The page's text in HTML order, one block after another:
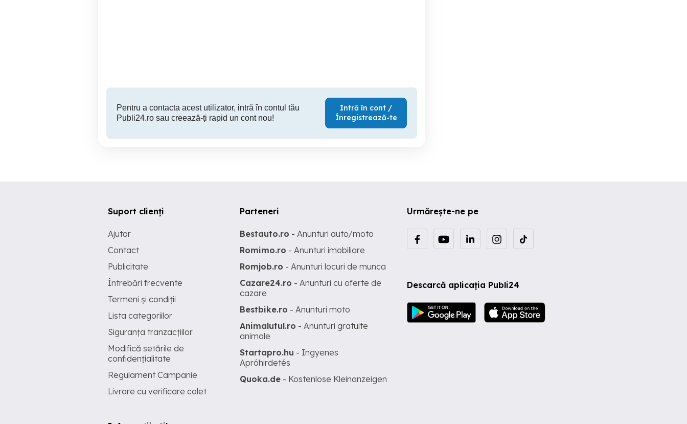
Pentru a contacta acest utilizator, intră în contul tău
Publi24.ro sau creează-ți rapid un cont nou!
Intră în cont /
Înregistrează-te
Urmărește-ne pe
Descarcă aplicația Publi24
Suport clienți
Ajutor
Contact
Publicitate
Întrebări frecvente
Termeni și condiții
Lista categoriilor
Siguranța tranzacțiilor
Modifică setările de
confidențialitate
Regulament Campanie
Livrare cu verificare colet
Parteneri
Bestauto.ro - Anunturi auto/moto
Romimo.ro - Anunturi imobiliare
Romjob.ro - Anunturi locuri de munca
Cazare24.ro - Anunturi cu oferte de
cazare
Bestbike.ro - Anunturi moto
Animalutul.ro - Anunturi gratuite
animale
Startapro.hu - Ingyenes
Apróhirdetés
Quoka.de - Kostenlose Kleinanzeigen